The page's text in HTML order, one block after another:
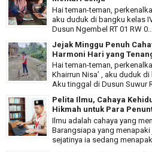
Hai teman-teman,
aku duduk di bangku kelas
Dusun Ngembel RT 01 RW 0...
Jejak Minggu Penuh
Harmoni Hari yang
Hai teman-teman,
Khairrun Nisa’ , aku duduk
Aku tinggal di Dusun Suwur
Pelita Ilmu, Cahaya
Hikmah untuk Para
Ilmu adalah cahaya yang
Barangsiapa yang
sejatinya ia sedang menapaki